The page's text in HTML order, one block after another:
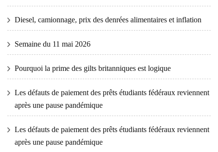
Diesel, camionnage, prix des denrées alimentaires et inflation
Semaine du 11 mai 2026
Pourquoi la prime des gilts britanniques est logique
Les défauts de paiement des prêts étudiants fédéraux reviennent
après une pause pandémique
Les défauts de paiement des prêts étudiants fédéraux reviennent
après une pause pandémique